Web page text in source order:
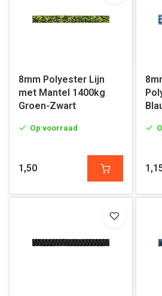
8mm Polyester Lijn
met Mantel 1400kg
Groen-Zwart
Op voorraad
1,50